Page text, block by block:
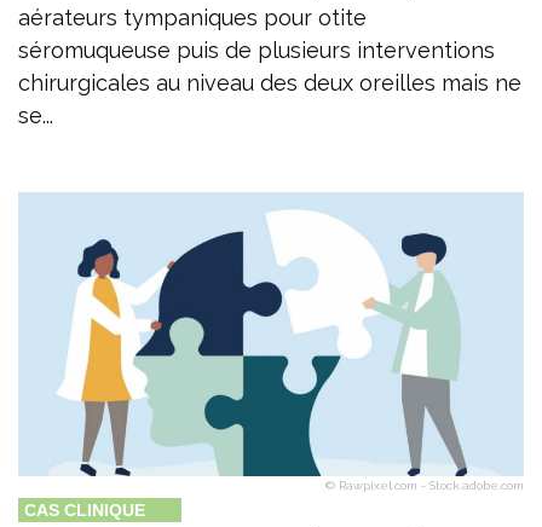
aérateurs tympaniques pour otite
séromuqueuse puis de plusieurs interventions
chirurgicales au niveau des deux oreilles mais ne
se...
© Rawpixel.com - Stock.adobe.com
CAS CLINIQUE